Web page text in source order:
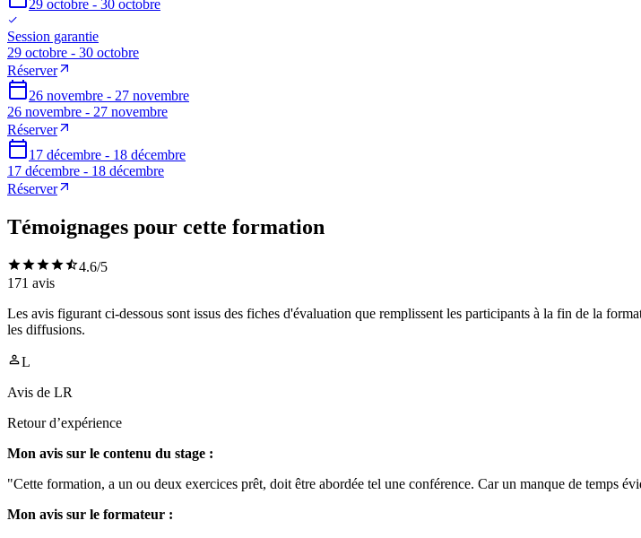
29 octobre - 30 octobre
Session garantie
29 octobre - 30 octobre
Réserver
26 novembre - 27 novembre
26 novembre - 27 novembre
Réserver
17 décembre - 18 décembre
17 décembre - 18 décembre
Réserver
Témoignages pour cette formation
4.6/5
171 avis
Les avis figurant ci-dessous sont issus des fiches d'évaluation que remplissent les participants à la fin de la
les diffusions.
L
Avis de LR
Retour d’expérience
Mon avis sur le contenu du stage :
"Cette formation, a un ou deux exercices prêt, doit être abordée tel une conférence. Car un manque de temps
Mon avis sur le formateur :